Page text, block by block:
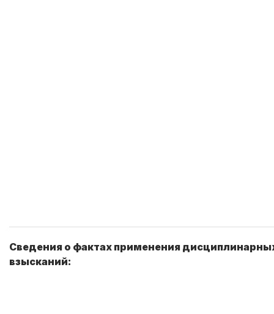
Сведения о фактах применения
взысканий: